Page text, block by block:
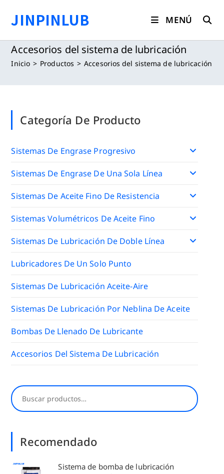
contenido
JINPINLUB MENÚ
Accesorios del sistema de lubricación
Inicio > Productos > Accesorios del sistema de lubricación
Categoría De Producto
Sistemas De Engrase Progresivo
Sistemas De Engrase De Una Sola Línea
Sistemas De Aceite Fino De Resistencia
Sistemas Volumétricos De Aceite Fino
Sistemas De Lubricación De Doble Línea
Lubricadores De Un Solo Punto
Sistemas De Lubricación Aceite-Aire
Sistemas De Lubricación Por Neblina De Aceite
Bombas De Llenado De Lubricante
Accesorios Del Sistema De Lubricación
Buscar
Recomendado
Sistema de bomba de lubricación